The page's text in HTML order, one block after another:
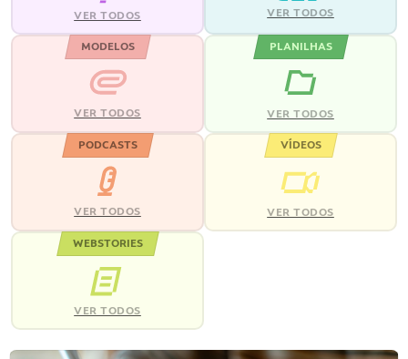
VER TODOS VER TODOS
MODELOS
VER TODOS
PLANILHAS
VER TODOS
PODCASTS
VER TODOS
VÍDEOS
VER TODOS
WEBSTORIES
VER TODOS